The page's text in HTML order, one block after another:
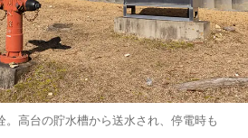
。高台の貯水槽から送水され、停電時も